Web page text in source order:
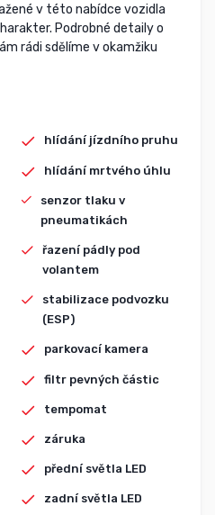
v této nabídce vozidla
Podrobné detaily o
rádi sdělíme v okamžiku
hlídání jízdního pruhu
hlídání mrtvého úhlu
senzor tlaku v
pneumatikách
řazení pádly pod
volantem
stabilizace podvozku
(ESP)
parkovací kamera
filtr pevných částic
tempomat
záruka
přední světla LED
zadní světla LED